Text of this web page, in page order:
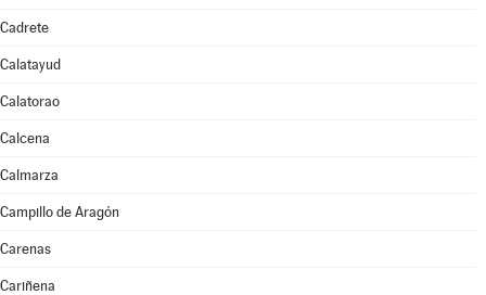
Cadrete
Calatayud
Calatorao
Calcena
Calmarza
Campillo de Aragón
Carenas
Cariñena